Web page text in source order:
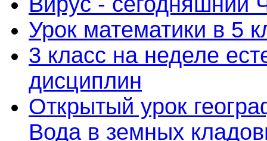
Урок математики в 5
3 класс на неделе
дисциплин
Открытый урок
Вода в земных